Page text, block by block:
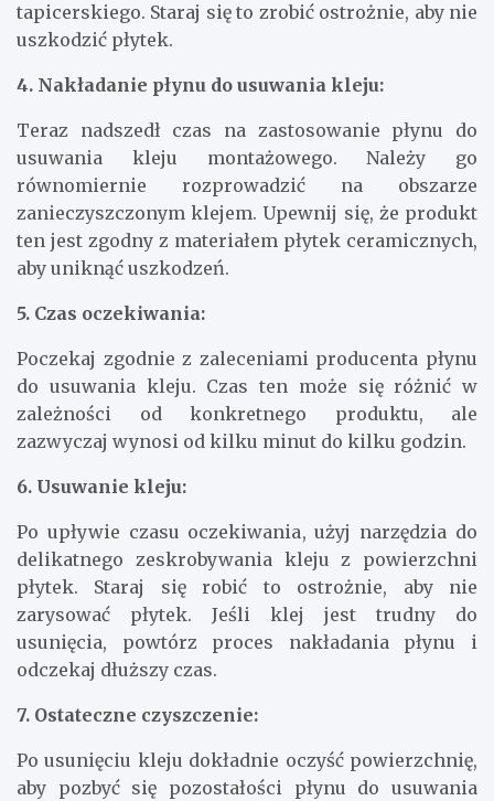
tapicerskiego. Staraj się to zrobić ostrożnie, aby nie
uszkodzić płytek.
4. Nakładanie płynu do usuwania kleju:
Teraz nadszedł czas na zastosowanie płynu do
usuwania kleju montażowego. Należy go
równomiernie rozprowadzić na obszarze
zanieczyszczonym klejem. Upewnij się, że produkt
ten jest zgodny z materiałem płytek ceramicznych,
aby uniknąć uszkodzeń.
5. Czas oczekiwania:
Poczekaj zgodnie z zaleceniami producenta płynu
do usuwania kleju. Czas ten może się różnić w
zależności od konkretnego produktu, ale
zazwyczaj wynosi od kilku minut do kilku godzin.
6. Usuwanie kleju:
Po upływie czasu oczekiwania, użyj narzędzia do
delikatnego zeskrobywania kleju z powierzchni
płytek. Staraj się robić to ostrożnie, aby nie
zarysować płytek. Jeśli klej jest trudny do
usunięcia, powtórz proces nakładania płynu i
odczekaj dłuższy czas.
7. Ostateczne czyszczenie:
Po usunięciu kleju dokładnie oczyść powierzchnię,
aby pozbyć się pozostałości płynu do usuwania